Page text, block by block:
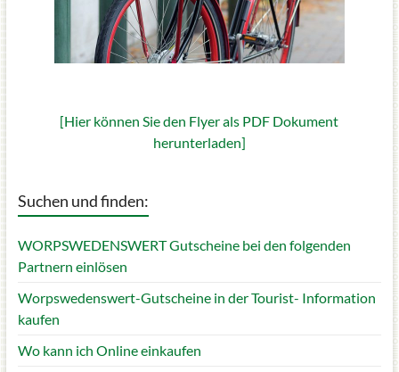
[Hier können Sie den Flyer als PDF Dokument
herunterladen]
Suchen und finden:
WORPSWEDENSWERT Gutscheine bei den folgenden
Partnern einlösen
Worpswedenswert-Gutscheine in der Tourist- Information
kaufen
Wo kann ich Online einkaufen